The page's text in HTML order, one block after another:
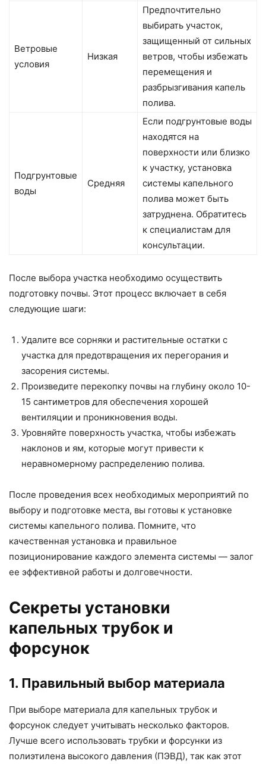
Ветровые
условия
Низкая
Предпочтительно
выбирать участок,
защищенный от сильных
ветров, чтобы избежать
перемещения и
разбрызгивания капель
полива.
Подгрунтовые
воды
Средняя
Если подгрунтовые воды
находятся на
поверхности или близко
к участку, установка
системы капельного
полива может быть
затруднена. Обратитесь
к специалистам для
консультации.
После выбора участка необходимо осуществить
подготовку почвы. Этот процесс включает в себя
следующие шаги:
Удалите все сорняки и растительные остатки с
участка для предотвращения их перегорания и
засорения системы.
Произведите перекопку почвы на глубину около 10-
15 сантиметров для обеспечения хорошей
вентиляции и проникновения воды.
Уровняйте поверхность участка, чтобы избежать
наклонов и ям, которые могут привести к
неравномерному распределению полива.
После проведения всех необходимых мероприятий по
выбору и подготовке места, вы готовы к установке
системы капельного полива. Помните, что
качественная установка и правильное
позиционирование каждого элемента системы — залог
ее эффективной работы и долговечности.
Секреты установки
капельных трубок и
форсунок
1. Правильный выбор материала
При выборе материала для капельных трубок и
форсунок следует учитывать несколько факторов.
Лучше всего использовать трубки и форсунки из
полиэтилена высокого давления (ПЭВД), так как этот